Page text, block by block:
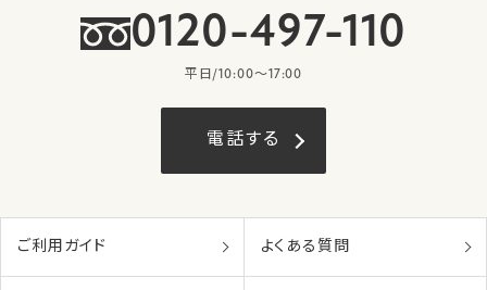
0120-497-110
平日/10:00〜17:00
電話する
ご利用ガイド よくある質問